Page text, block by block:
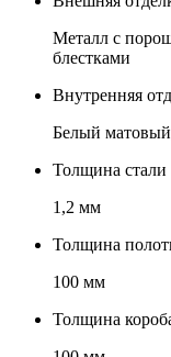
Металл с
блестками
Внутренняя
Белый
Толщина стали
1,2 мм
Толщина
100 мм
Толщина